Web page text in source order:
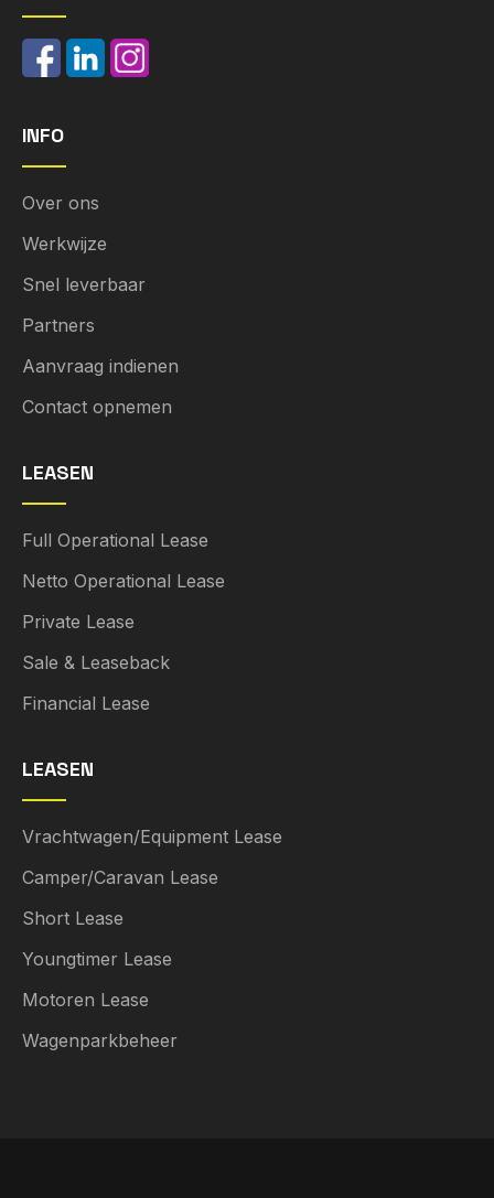
INFO
Over ons
Werkwijze
Snel leverbaar
Partners
Aanvraag indienen
Contact opnemen
LEASEN
Full Operational Lease
Netto Operational Lease
Private Lease
Sale & Leaseback
Financial Lease
LEASEN
Vrachtwagen/Equipment Lease
Camper/Caravan Lease
Short Lease
Youngtimer Lease
Motoren Lease
Wagenparkbeheer